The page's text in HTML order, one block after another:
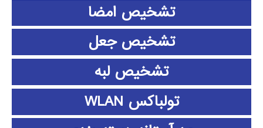
تشخیص امضا
تشخیص جعل
تشخیص لبه
تولباکس WLAN